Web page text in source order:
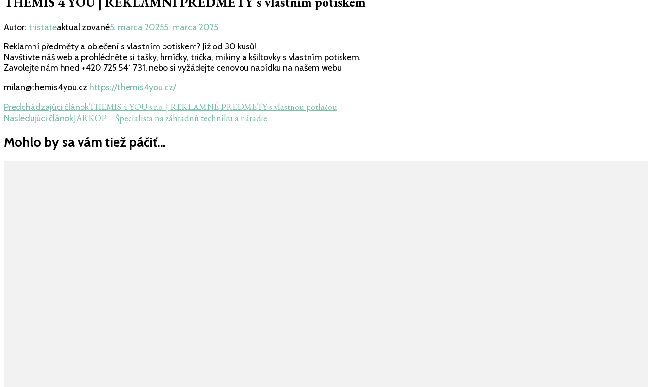
Autor: tristateaktualizované5. marca 20255. marca 2025
Reklamní předměty a oblečení s vlastním potiskem? Již od 30 kusů!
Navštivte náš web a prohlédněte si tašky, hrníčky, trička, mikiny a kšiltovky s vlastním potiskem.
Zavolejte nám hned +420 725 541 731, nebo si vyžádejte cenovou nabídku na našem webu
milan@themis4you.cz https://themis4you.cz/
Navigácia
v
článku
Predchádzajúci článokTHEMIS 4 YOU s.r.o. | REKLAMNÉ PREDMETY s vlastnou potlačou
Nasledujúci článokJARKOP – Špecialista na záhradnú techniku a náradie
Mohlo by sa vám tiež páčiť...